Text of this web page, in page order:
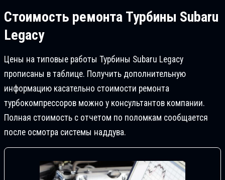
Стоимость ремонта Турбины Subaru
Legacy
Цены на типовые работы Турбины Subaru Legacy
прописаны в таблице. Получить дополнительную
информацию касательно стоимости ремонта
турбокомпрессоров можно у консультантов компании.
Полная стоимость с отчетом по поломкам сообщается
после осмотра системы наддува.